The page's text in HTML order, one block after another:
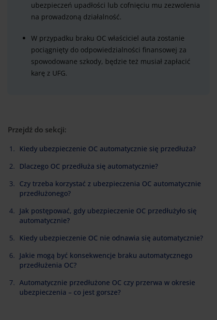
ubezpieczeń upadłości lub cofnięciu mu zezwolenia
na prowadzoną działalność.
W przypadku braku OC właściciel auta zostanie
pociągnięty do odpowiedzialności finansowej za
spowodowane szkody, będzie też musiał zapłacić
karę z UFG.
Przejdź do sekcji:
Kiedy ubezpieczenie OC automatycznie się przedłuża?
Dlaczego OC przedłuża się automatycznie?
Czy trzeba korzystać z ubezpieczenia OC automatycznie
przedłużonego?
Jak postępować, gdy ubezpieczenie OC przedłużyło się
automatycznie?
Kiedy ubezpieczenie OC nie odnawia się automatycznie?
Jakie mogą być konsekwencje braku automatycznego
przedłużenia OC?
Automatycznie przedłużone OC czy przerwa w okresie
ubezpieczenia – co jest gorsze?